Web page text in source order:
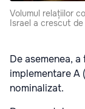
Volumul relațiilor
Israel a crescut
De asemenea,
implementare
nominalizat.